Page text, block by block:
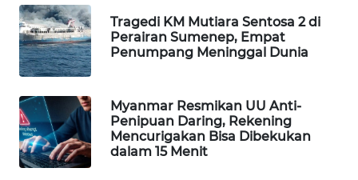
Tragedi KM Mutiara Sentosa 2 di
Perairan Sumenep, Empat
Penumpang Meninggal Dunia
Myanmar Resmikan UU Anti-
Penipuan Daring, Rekening
Mencurigakan Bisa Dibekukan
dalam 15 Menit
WAHANA
HEALTH
WAHANA
DESA
WISATA
LAPAK